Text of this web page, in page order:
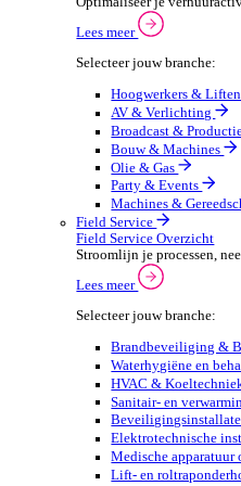
Automotive
Lees meer
Selecteer jouw
Verhuur
Verhuur Overzicht
Optimaliseer je
Lees meer
Selecteer jouw
AV &
Broadcast &
Bouw &
Olie & Gas
Party &